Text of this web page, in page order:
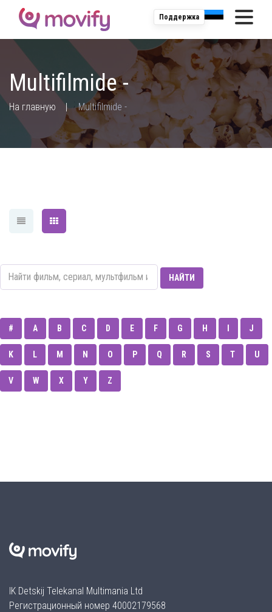
Поддержка
Multifilmide -
На главную Multifilmide -
НАЙТИ
# A B C D E F G H J
K L M N O P Q R S T U
V W X Y Z
IK Detskij Telekanal Multimania Ltd
Регистрационный номер 40002179568